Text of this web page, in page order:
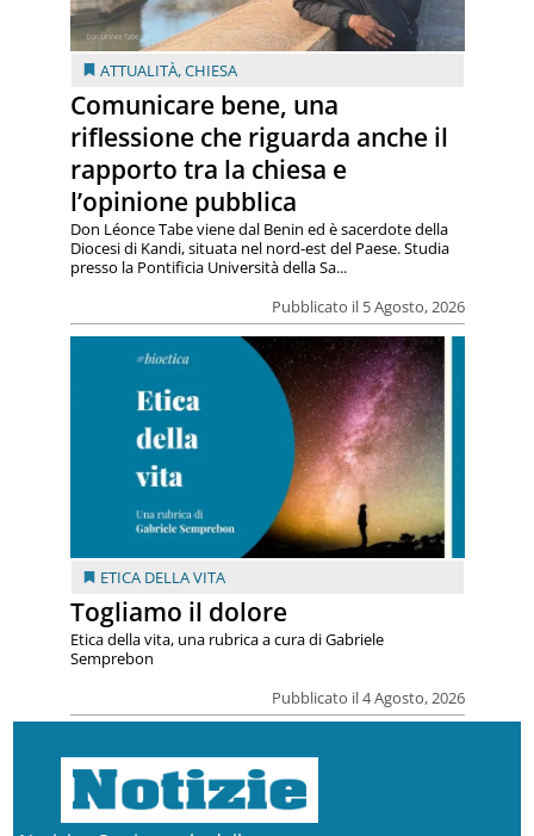
ATTUALITÀ,CHIESA
Comunicare bene, una
riflessione che riguarda anche il
rapporto tra la chiesa e
l’opinione pubblica
Pubblicato il 5 Agosto, 2026
Don Léonce Tabe viene dal Benin ed è sacerdote della
Diocesi di Kandi, situata nel nord-est del Paese. Studia
presso la Pontificia Università della Sa...
ETICA DELLA VITA
Togliamo il dolore
Pubblicato il 4 Agosto, 2026
Etica della vita, una rubrica a cura di Gabriele
Semprebon